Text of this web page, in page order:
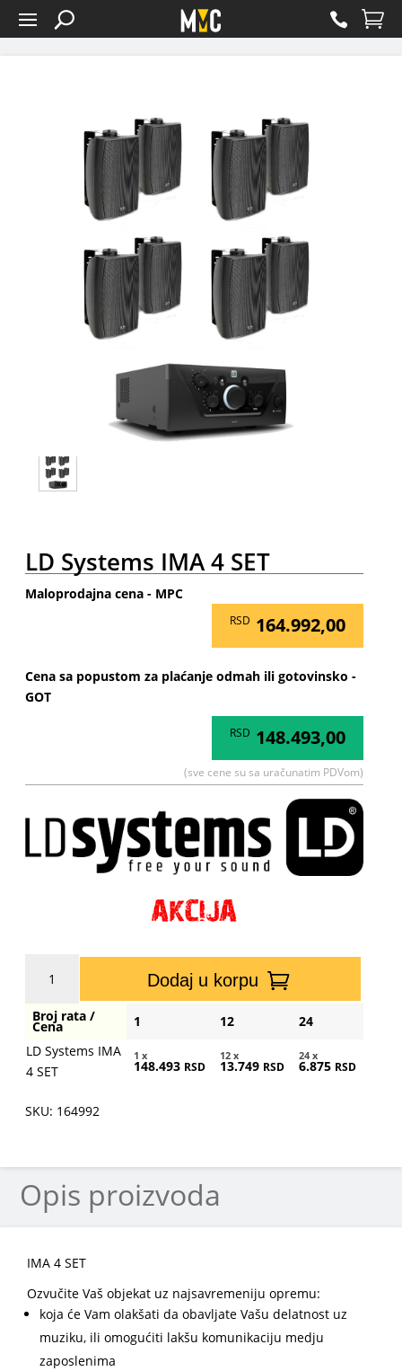
LD Systems IMA 4 SET
Maloprodajna cena - MPC
RSD 164.992,00
Cena sa popustom za plaćanje odmah ili gotovinsko -
GOT
RSD 148.493,00
(sve cene su sa uračunatim PDVom)
Systems
SET
količina
Dodaj u korpu
Broj rata /
Cena 1 12
24
LD Systems IMA
4 SET
1 x
148.493 RSD
12 x
13.749 RSD
24 x
6.875 RSD
SKU: 164992
Opis proizvoda
IMA 4 SET
Ozvučite Vaš objekat uz najsavremeniju opremu:
koja će Vam olakšati da obavljate Vašu delatnost uz
muziku, ili omogućiti lakšu komunikaciju medju
zaposlenima